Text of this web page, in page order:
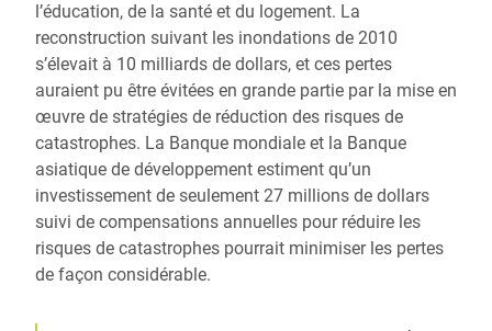
l’éducation, de la santé et du logement. La
reconstruction suivant les inondations de 2010
s’élevait à 10 milliards de dollars, et ces pertes
auraient pu être évitées en grande partie par la mise en
œuvre de stratégies de réduction des risques de
catastrophes. La Banque mondiale et la Banque
asiatique de développement estiment qu’un
investissement de seulement 27 millions de dollars
suivi de compensations annuelles pour réduire les
risques de catastrophes pourrait minimiser les pertes
de façon considérable.